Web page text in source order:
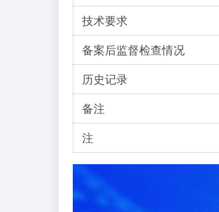
技术要求
备案后监督检查情况
历史记录
备注
注